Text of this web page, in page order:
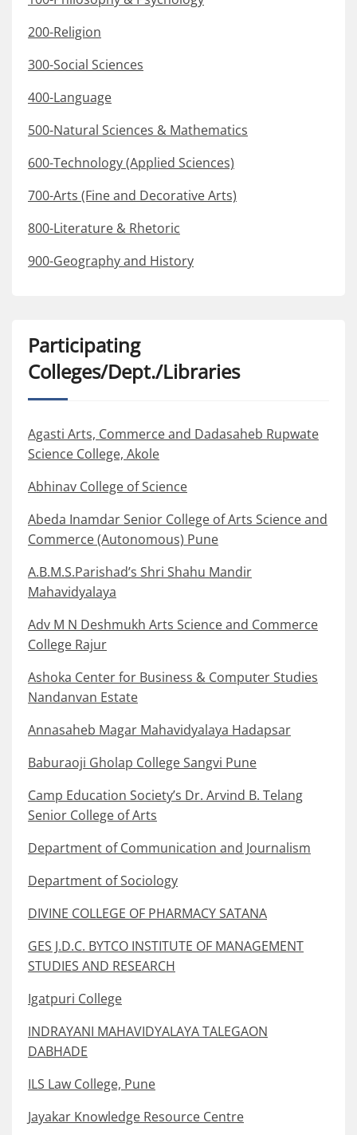
200-Religion
300-Social Sciences
400-Language
500-Natural Sciences & Mathematics
600-Technology (Applied Sciences)
700-Arts (Fine and Decorative Arts)
800-Literature & Rhetoric
900-Geography and History
Participating
Colleges/Dept./Libraries
Agasti Arts, Commerce and Dadasaheb Rupwate
Science College, Akole
Abhinav College of Science
Abeda Inamdar Senior College of Arts Science and
Commerce (Autonomous) Pune
A.B.M.S.Parishad’s Shri Shahu Mandir
Mahavidyalaya
Adv M N Deshmukh Arts Science and Commerce
College Rajur
Ashoka Center for Business & Computer Studies
Nandanvan Estate
Annasaheb Magar Mahavidyalaya Hadapsar
Baburaoji Gholap College Sangvi Pune
Camp Education Society’s Dr. Arvind B. Telang
Senior College of Arts
Department of Communication and Journalism
Department of Sociology
DIVINE COLLEGE OF PHARMACY SATANA
GES J.D.C. BYTCO INSTITUTE OF MANAGEMENT
STUDIES AND RESEARCH
Igatpuri College
INDRAYANI MAHAVIDYALAYA TALEGAON
DABHADE
ILS Law College, Pune
Jayakar Knowledge Resource Centre